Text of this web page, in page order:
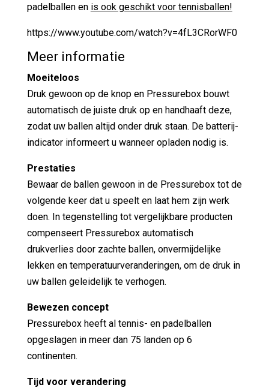
padelballen en is ook geschikt voor tennisballen!
https://www.youtube.com/watch?v=4fL3CRorWF0
Meer informatie
Moeiteloos
Druk gewoon op de knop en Pressurebox bouwt
automatisch de juiste druk op en handhaaft deze,
zodat uw ballen altijd onder druk staan. De batterij-
indicator informeert u wanneer opladen nodig is.
Prestaties
Bewaar de ballen gewoon in de Pressurebox tot de
volgende keer dat u speelt en laat hem zijn werk
doen. In tegenstelling tot vergelijkbare producten
compenseert Pressurebox automatisch
drukverlies door zachte ballen, onvermijdelijke
lekken en temperatuurveranderingen, om de druk in
uw ballen geleidelijk te verhogen.
Bewezen concept
Pressurebox heeft al tennis- en padelballen
opgeslagen in meer dan 75 landen op 6
continenten.
Tijd voor verandering